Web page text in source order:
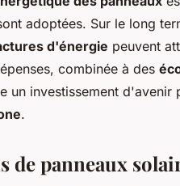
adoptées. Sur le long
d'énergie peuvent
combinée à des
un investissement
.
de panneaux